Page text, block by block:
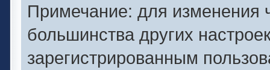
Примечание: для изменения
большинства других
зарегистрированным